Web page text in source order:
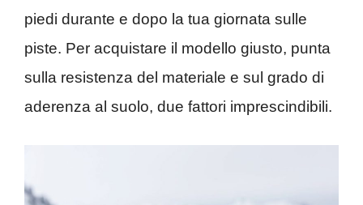
piedi durante e dopo la tua giornata sulle
piste. Per acquistare il modello giusto, punta
sulla resistenza del materiale e sul grado di
aderenza al suolo, due fattori imprescindibili.